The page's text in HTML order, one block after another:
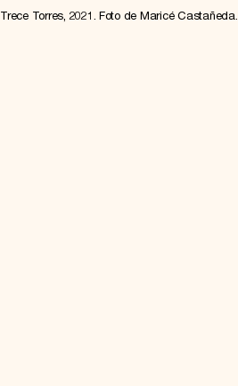
Trece Torres, 2021. Foto de Maricé Castañeda.